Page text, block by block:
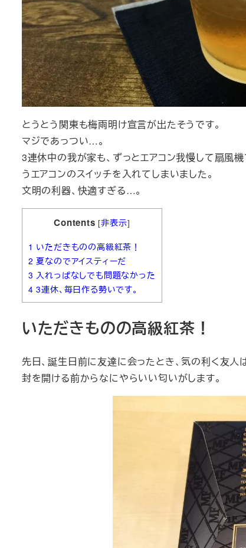
とうとう関東も梅雨明け宣言が出たそうです。
マジであっつい…。
3連休中の我が家も、ずっとエアコン我慢して扇風
うエアコンのスイッチを入れてしまいました。
文明の利器、快適すぎる…。
Contents [非表示]
1 いただきものの高級紅茶！
2 夏なのでアイスティーだ
3 入れっぱなしでも問題なかった
4 3連休、毎日作る勢いです。
いただきものの高級紅茶！
先日、誕生日前に友達に会ったとき、気の利く友人
封を開ける前からなにやらいい匂いがします。